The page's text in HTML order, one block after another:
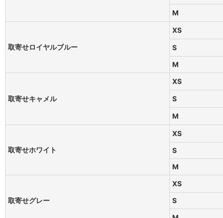
M
取寄せロイヤルブルー
XS
S
M
取寄せキャメル
XS
S
M
取寄せホワイト
XS
S
M
取寄せグレー
XS
S